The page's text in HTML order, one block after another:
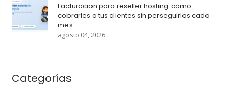
Facturacion para reseller hosting: como
cobrarles a tus clientes sin perseguirlos cada
mes
agosto 04, 2026
Categorías